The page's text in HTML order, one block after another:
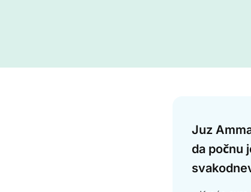
Answer
Juz
da počnu